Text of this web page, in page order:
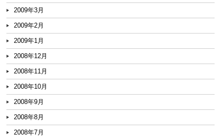
2009年3月
2009年2月
2009年1月
2008年12月
2008年11月
2008年10月
2008年9月
2008年8月
2008年7月